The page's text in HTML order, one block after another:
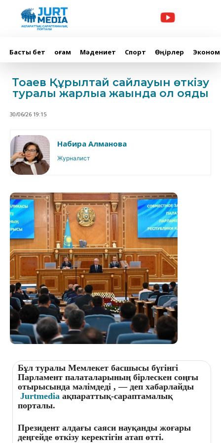
Басты бет Қоғам Мәдениет Спорт Өңірлер
Тоқаев Құрылтай сайлауын өткізу
туралы жарлыққа жақында қол қояды
30/06/26 19:15
Набира Алманова
Журналист
Бұл туралы Мемлекет басшысы бүгінгі
Парламент палаталарының бірлескен соңғы
отырысында мәлімдеді , — деп хабарлайды
Jurtmedia ақпараттық-сараптамалық
порталы.
Президент алдағы саяси науқанды жоғары
деңгейде өткізу керектігін атап өтті.